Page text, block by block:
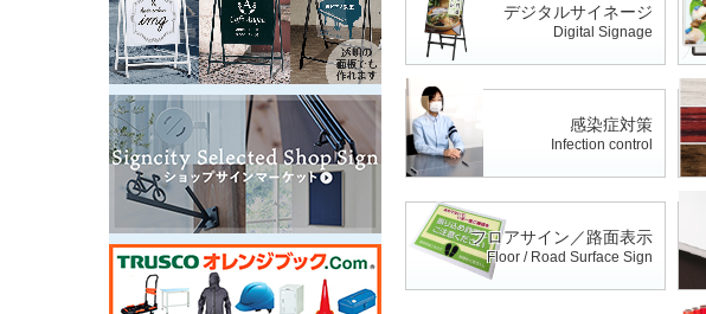
デジタルサイネージ
Digital Signage
感染症対策
Infection control
フロアサイン／路面表示
Floor / Road Surface Sign